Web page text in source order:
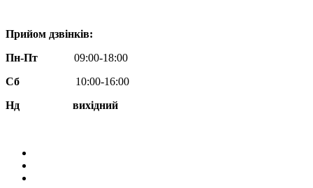
Прийом дзвінків:
Пн-Пт
09:00-18:00
Сб
10:00-16:00
Нд вихідний